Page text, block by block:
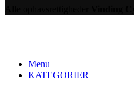
Menu
KATEGORIER